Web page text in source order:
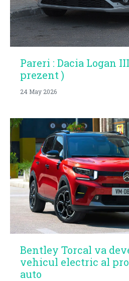
Pareri : Dacia Logan
prezent )
24 May 2026
Bentley Torcal va
vehicul electric al
auto